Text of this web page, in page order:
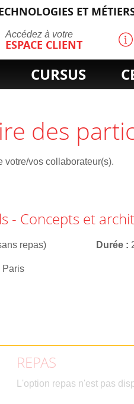
ET
Accédez à votre
ESPACE CLIENT
CURSUS
des
votre/vos collaborateur(s).
- Concepts et
repas) Durée
Paris
REPAS
L'option repas n'est pas